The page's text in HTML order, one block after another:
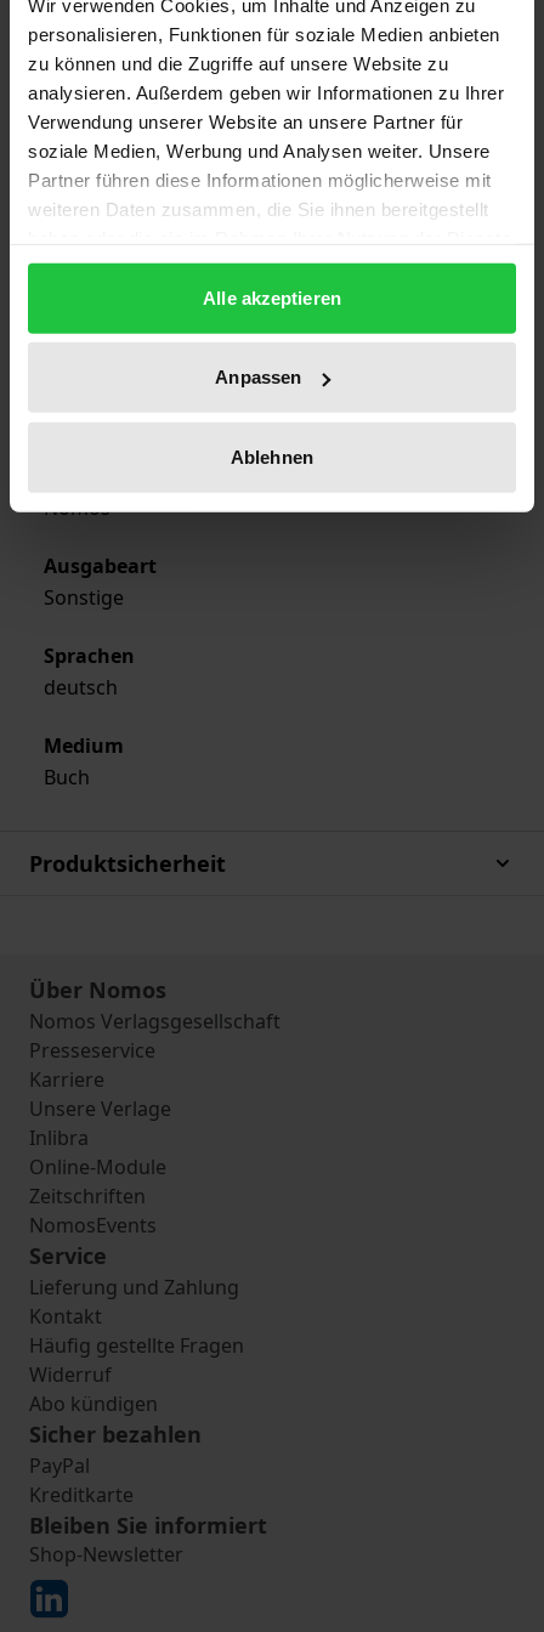
Wir verwenden Cookies, um Inhalte und Anzeigen zu
personalisieren, Funktionen für soziale Medien anbieten
zu können und die Zugriffe auf unsere Website zu
analysieren. Außerdem geben wir Informationen zu Ihrer
Verwendung unserer Website an unsere Partner für
soziale Medien, Werbung und Analysen weiter. Unsere
Partner führen diese Informationen möglicherweise mit
weiteren Daten zusammen, die Sie ihnen bereitgestellt
gesammelt haben.
Alle akzeptieren
Anpassen
Ablehnen
Bibliografische Angaben
Auflage
2
ISBN
Erscheinungsdatum
27.02.1987
1987
Nomos
Ausgabeart
Sonstige
Sprachen
deutsch
Medium
Buch
Produktsicherheit
Über Nomos
Nomos Verlagsgesellschaft
Presseservice
Karriere
Unsere Verlage
Inlibra
Online-Module
Zeitschriften
NomosEvents
Service
Lieferung und Zahlung
Kontakt
Häufig gestellte Fragen
Widerruf
Abo kündigen
Sicher bezahlen
PayPal
Kreditkarte
Bleiben Sie informiert
Shop-Newsletter